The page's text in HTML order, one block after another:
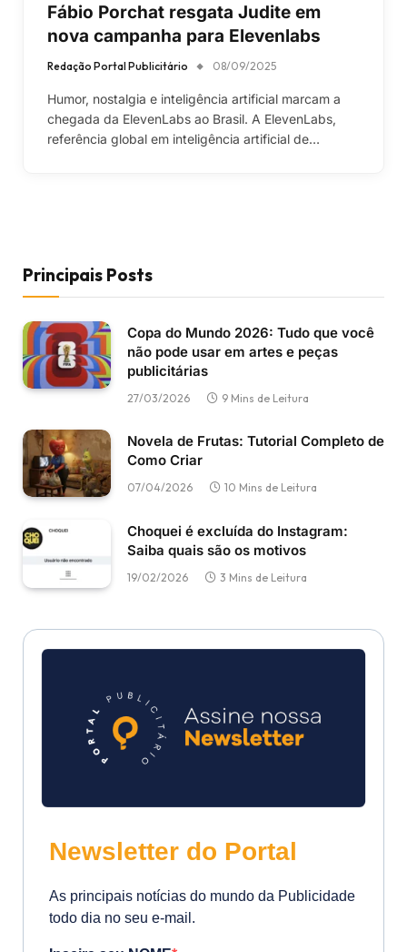
Fábio Porchat resgata Judite em
nova campanha para Elevenlabs
Redação Portal Publicitário 08/09/2025
Humor, nostalgia e inteligência artificial marcam a
chegada da ElevenLabs ao Brasil. A ElevenLabs,
referência global em inteligência artificial de…
Principais Posts
Copa do Mundo 2026: Tudo que você
não pode usar em artes e peças
publicitárias
27/03/2026 9 Mins de Leitura
Novela de Frutas: Tutorial Completo de
Como Criar
07/04/2026 10 Mins de Leitura
Choquei é excluída do Instagram:
Saiba quais são os motivos
19/02/2026 3 Mins de Leitura
Newsletter do Portal
As principais notícias do mundo da Publicidade
todo dia no seu e-mail.